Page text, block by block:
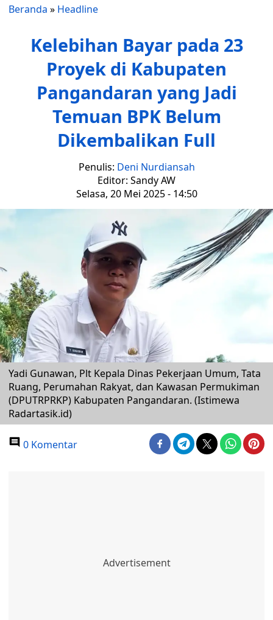
Beranda » Headline
Kelebihan Bayar pada 23
Proyek di Kabupaten
Pangandaran yang Jadi
Temuan BPK Belum
Dikembalikan Full
Penulis: Deni Nurdiansah
Editor: Sandy AW
Selasa, 20 Mei 2025 - 14:50
Yadi Gunawan, Plt Kepala Dinas Pekerjaan Umum, Tata
Ruang, Perumahan Rakyat, dan Kawasan Permukiman
(DPUTRPRKP) Kabupaten Pangandaran. (Istimewa
Radartasik.id)
0 Komentar